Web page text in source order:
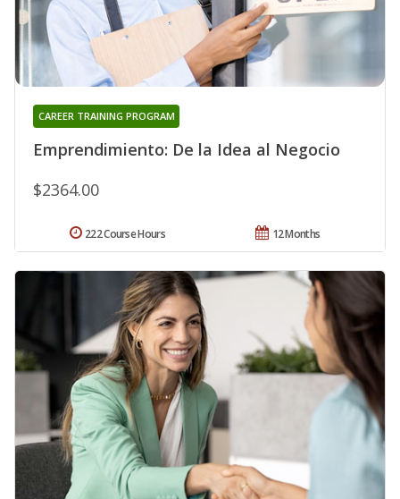
Emprendimiento: De la Idea al Negocio
CAREER TRAINING PROGRAM
$2364.00
12 Months
222 Course Hours